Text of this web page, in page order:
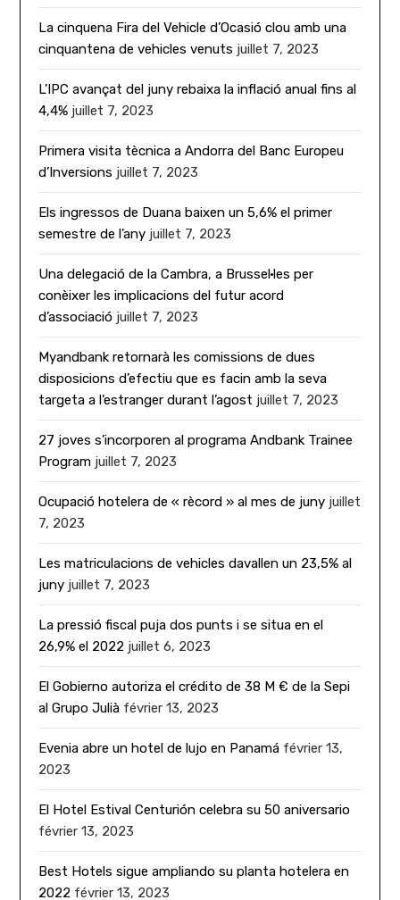
La cinquena Fira del Vehicle d’Ocasió clou amb una
cinquantena de vehicles venuts juillet 7, 2023
L’IPC avançat del juny rebaixa la inflació anual fins al
4,4% juillet 7, 2023
Primera visita tècnica a Andorra del Banc Europeu
d’Inversions juillet 7, 2023
Els ingressos de Duana baixen un 5,6% el primer
semestre de l’any juillet 7, 2023
Una delegació de la Cambra, a Brussel·les per
conèixer les implicacions del futur acord
d’associació juillet 7, 2023
Myandbank retornarà les comissions de dues
disposicions d’efectiu que es facin amb la seva
targeta a l’estranger durant l’agost juillet 7, 2023
27 joves s’incorporen al programa Andbank Trainee
Program juillet 7, 2023
Ocupació hotelera de « rècord » al mes de juny juillet
7, 2023
Les matriculacions de vehicles davallen un 23,5% al
juny juillet 7, 2023
La pressió fiscal puja dos punts i se situa en el
26,9% el 2022 juillet 6, 2023
El Gobierno autoriza el crédito de 38 M € de la Sepi
al Grupo Julià février 13, 2023
Evenia abre un hotel de lujo en Panamá février 13,
2023
El Hotel Estival Centurión celebra su 50 aniversario
février 13, 2023
Best Hotels sigue ampliando su planta hotelera en
2022 février 13, 2023